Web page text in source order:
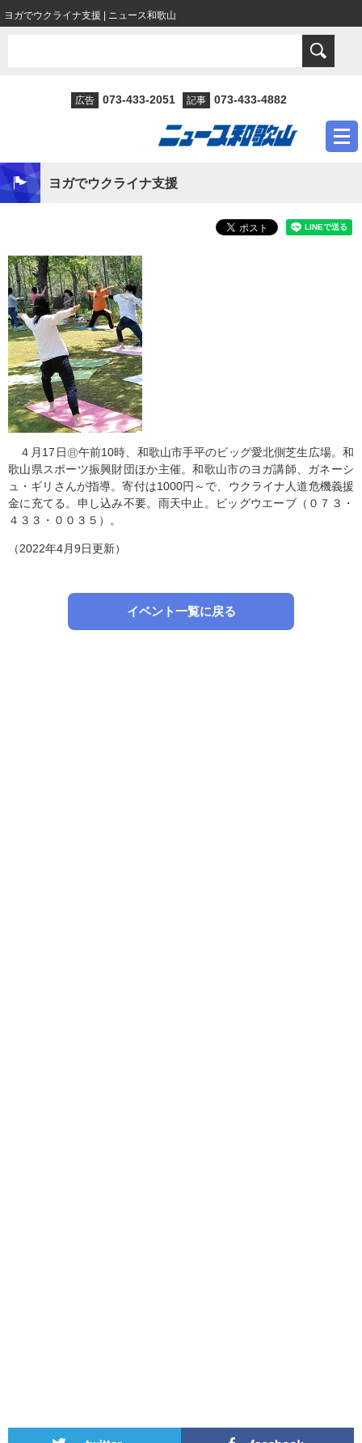
ヨガでウクライナ支援 | ニュース和歌山
広告 073-433-2051 記事 073-433-4882
ヨガでウクライナ支援
４月17日㊐午前10時、和歌山市手平のビッグ愛北側芝生広場。和
歌山県スポーツ振興財団ほか主催。和歌山市のヨガ講師、ガネーシ
ュ・ギリさんが指導。寄付は1000円～で、ウクライナ人道危機義援
金に充てる。申し込み不要。雨天中止。ビッグウエーブ（０７３・
４３３・００３５）。
（2022年4月9日更新）
イベント一覧に戻る